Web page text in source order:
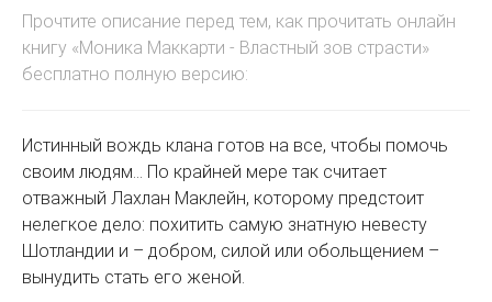
Прочтите описание перед тем, как прочитать онлайн
книгу «Моника Маккарти - Властный зов страсти»
бесплатно полную версию:
Истинный вождь клана готов на все, чтобы помочь
своим людям… По крайней мере так считает
отважный Лахлан Маклейн, которому предстоит
нелегкое дело: похитить самую знатную невесту
Шотландии и – добром, силой или обольщением –
вынудить стать его женой.